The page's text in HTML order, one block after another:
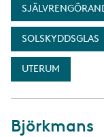
SOLSKYDDSGLAS
UTERUM
Björkmans